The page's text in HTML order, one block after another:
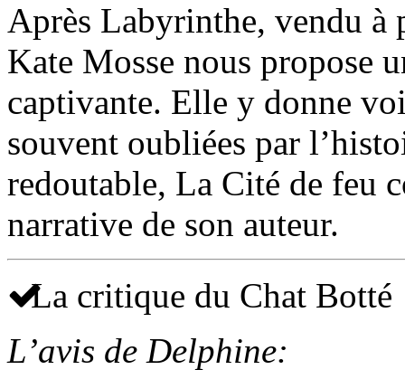
Après Labyrinthe, vendu à
Kate Mosse nous propose
captivante. Elle y donne
souvent oubliées par
redoutable, La Cité de feu
narrative de son auteur.
La critique du Chat Botté
L’avis de Delphine: